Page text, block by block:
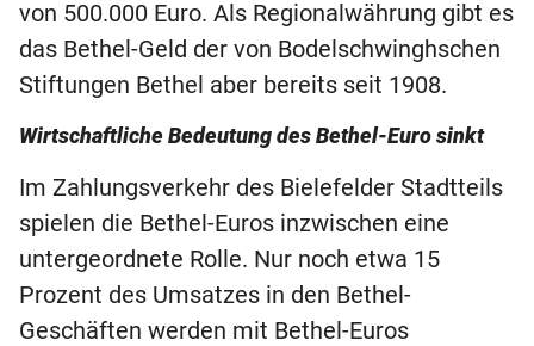
von 500.000 Euro. Als Regionalwährung gibt es
das Bethel-Geld der von Bodelschwinghschen
Stiftungen Bethel aber bereits seit 1908.
Wirtschaftliche Bedeutung des Bethel-Euro sinkt
Im Zahlungsverkehr des Bielefelder Stadtteils
spielen die Bethel-Euros inzwischen eine
untergeordnete Rolle. Nur noch etwa 15
Prozent des Umsatzes in den Bethel-
Geschäften werden mit Bethel-Euros